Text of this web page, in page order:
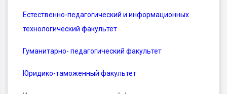
Естественно-педагогический и информационных
технологический факультет
Гуманитарно- педагогический факультет
Юридико-таможенный факультет